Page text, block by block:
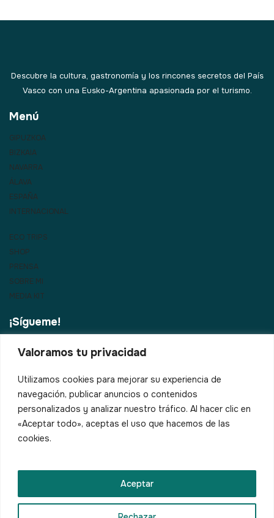
Valoramos tu privacidad
Utilizamos cookies para mejorar su experiencia de
navegación, publicar anuncios o contenidos
personalizados y analizar nuestro tráfico. Al hacer clic en
«Aceptar todo», aceptas el uso que hacemos de las
cookies.
Aceptar
Descubre la cultura, gastronomía y los rincones secretos del País
Vasco con una Eusko-Argentina apasionada por el turismo.
Menú
GIPUZKOA
BIZKAIA
NAVARRA
ÁLAVA
ESPAÑA
INTERNACIONAL
ECO TRIPS
SHOP
PRENSA
SOBRE MI
MEDIA KIT
¡Sígueme!
¿Vienes al País Vasco?
Correo electrónico*
Política de cookies Política de privacidad